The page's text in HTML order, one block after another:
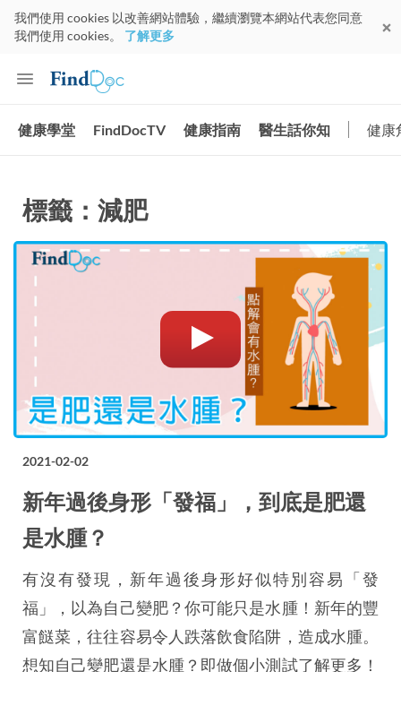
我們使用 cookies 以改善網站體驗，繼續瀏覽本網站代表您同意
我們使用 cookies。 了解更多
健康學堂 FindDocTV 健康指南 醫生話你知 健康
標籤：減肥
2021-02-02
新年過後身形「發福」，到底是肥還
是水腫？
有沒有發現，新年過後身形好似特別容易「發
福」，以為自己變肥？你可能只是水腫！新年的豐
富餸菜，往往容易令人跌落飲食陷阱，造成水腫。
想知自己變肥還是水腫？即做個小測試了解更多！